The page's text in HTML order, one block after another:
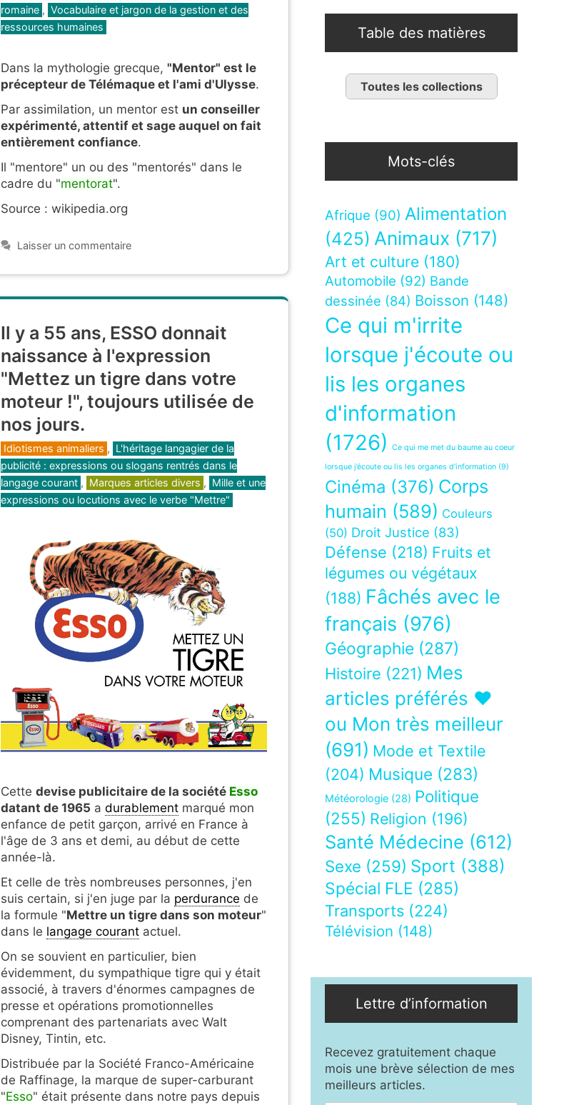
romaine , Vocabulaire et jargon de la gestion et des
ressources humaines
Dans la mythologie grecque, "Mentor" est le
précepteur de Télémaque et l'ami d'Ulysse.
Par assimilation, un mentor est un conseiller
expérimenté, attentif et sage auquel on fait
entièrement confiance.
Il "mentore" un ou des "mentorés" dans le
cadre du "mentorat".
Source : wikipedia.org
Laisser un commentaire
Il y a 55 ans, ESSO donnait
naissance à l'expression
"Mettez un tigre dans votre
moteur !", toujours utilisée de
nos jours.
Catégories
Idiotismes animaliers , L'héritage langagier de la
publicité : expressions ou slogans rentrés dans le
langage courant , Marques articles divers , Mille et une
expressions ou locutions avec le verbe "Mettre"
Cette devise publicitaire de la société Esso
datant de 1965 a durablement marqué mon
enfance de petit garçon, arrivé en France à
l'âge de 3 ans et demi, au début de cette
année-là.
Et celle de très nombreuses personnes, j'en
suis certain, si j'en juge par la perdurance de
la formule "Mettre un tigre dans son moteur"
dans le langage courant actuel.
On se souvient en particulier, bien
évidemment, du sympathique tigre qui y était
associé, à travers d'énormes campagnes de
presse et opérations promotionnelles
comprenant des partenariats avec Walt
Disney, Tintin, etc.
Distribuée par la Société Franco-Américaine
de Raffinage, la marque de super-carburant
"Esso" était présente dans notre pays depuis
Table des matières
Toutes les collections
Mots-clés
Afrique (90) Alimentation
(425) Animaux (717)
Art et culture (180)
Automobile (92) Bande
dessinée (84) Boisson (148)
Ce qui m'irrite
lorsque j'écoute ou
lis les organes
d'information
(1726)
Ce qui me met du baume au coeur
lorsque j’écoute ou lis les organes d’information (9)
Cinéma (376) Corps
humain (589) Couleurs
(50) Droit Justice (83)
Défense (218) Fruits et
légumes ou végétaux
(188) Fâchés avec le
français (976)
Géographie (287)
Histoire (221) Mes
articles préférés ❤
ou Mon très meilleur
(691) Mode et Textile
(204) Musique (283)
Météorologie (28) Politique
(255) Religion (196)
Santé Médecine (612)
Sexe (259) Sport (388)
Spécial FLE (285)
Transports (224)
Télévision (148)
Lettre d’information
Recevez gratuitement chaque
mois une brève sélection de mes
meilleurs articles.